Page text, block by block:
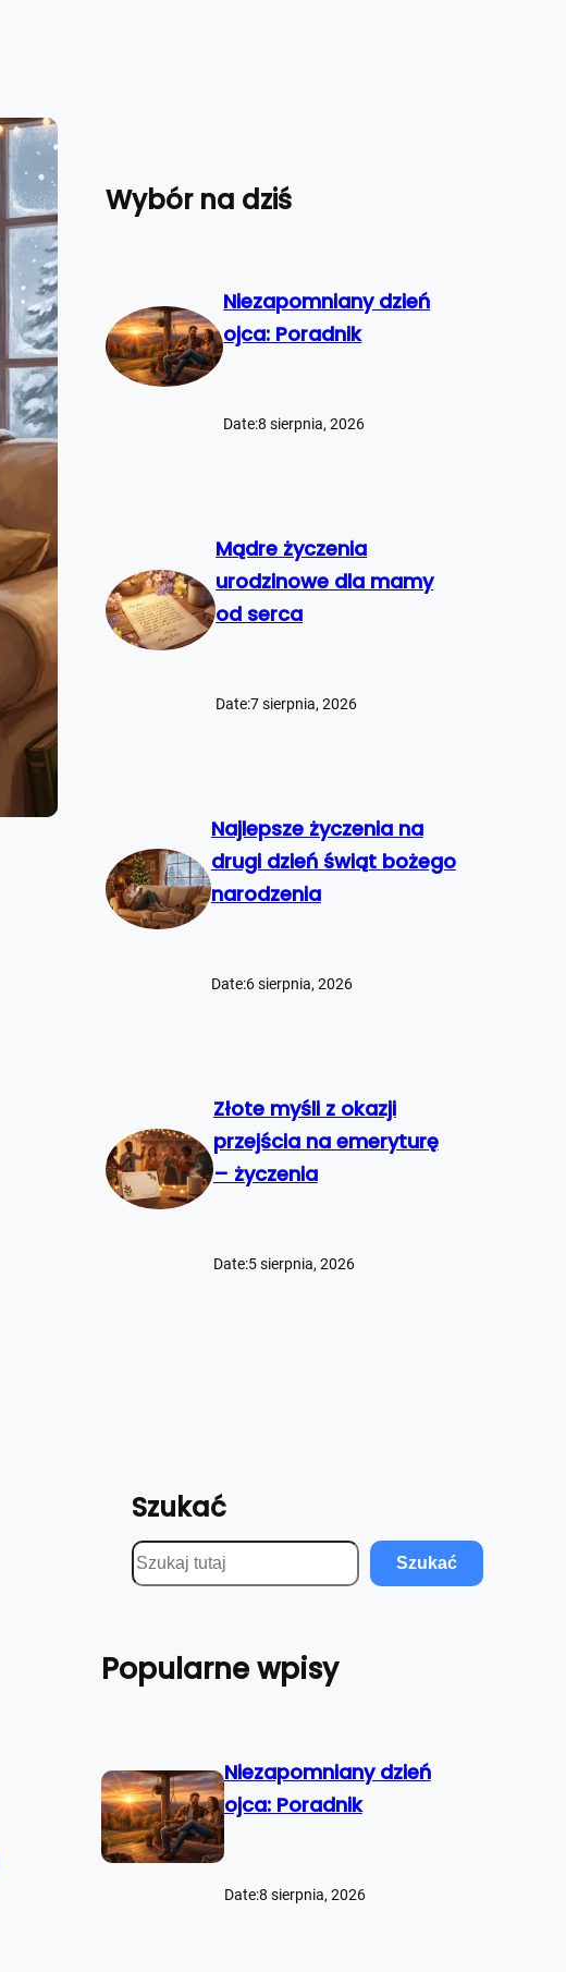
Wybór na dziś
Niezapomniany dzień
ojca: Poradnik
Date:8 sierpnia, 2026
Mądre życzenia
urodzinowe dla mamy
od serca
Date:7 sierpnia, 2026
Najlepsze życzenia na
drugi dzień świąt bożego
narodzenia
Date:6 sierpnia, 2026
Złote myśli z okazji
przejścia na emeryturę
– życzenia
Date:5 sierpnia, 2026
Szukać
S
z
a
Szukać
Popularne wpisy
Niezapomniany dzień
ojca: Poradnik
Date:8 sierpnia, 2026